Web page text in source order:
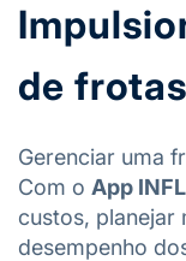
de
Gerenciar uma
Com o App
custos, planejar
desempenho